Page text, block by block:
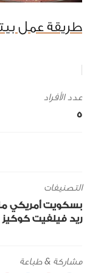
طريقة عمل
5
التصنيفات
بسكويت أمريكي
ريد فيلفيت كوكيز
مشاركة & طباعة